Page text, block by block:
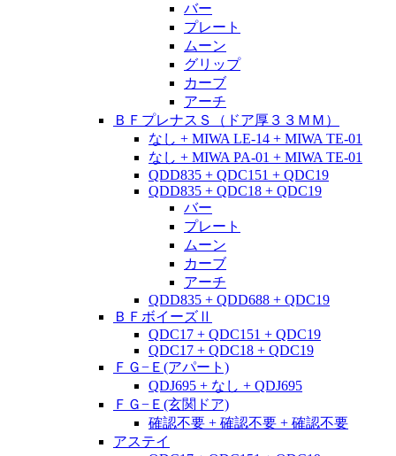
バー
プレート
ムーン
グリップ
カーブ
アーチ
ＢＦプレナスＳ（ドア厚３３ＭＭ）
なし + MIWA LE-14 + MIWA TE-01
なし + MIWA PA-01 + MIWA TE-01
QDD835 + QDC151 + QDC19
QDD835 + QDC18 + QDC19
バー
プレート
ムーン
カーブ
アーチ
QDD835 + QDD688 + QDC19
ＢＦボイーズⅡ
QDC17 + QDC151 + QDC19
QDC17 + QDC18 + QDC19
ＦＧ−Ｅ(アパート)
QDJ695 + なし + QDJ695
ＦＧ−Ｅ(玄関ドア)
確認不要 + 確認不要 + 確認不要
アステイ